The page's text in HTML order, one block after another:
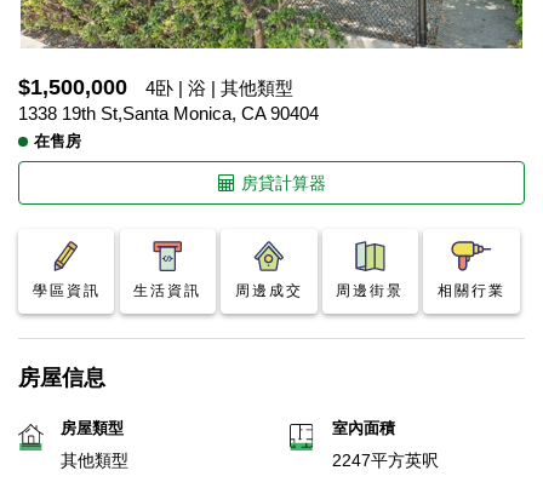
$1,500,000
4卧 | 浴 | 其他類型
1338 19th St,Santa Monica, CA 90404
在售房
房貸計算器
學區資訊 生活資訊 周邊成交 周邊街景 相關行業
房屋信息
房屋類型
其他類型
室內面積
2247平方英呎